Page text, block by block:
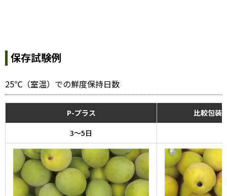
保存試験例
25℃（室温）での鮮度保持日数
P-プラス
比較包装
3～5日